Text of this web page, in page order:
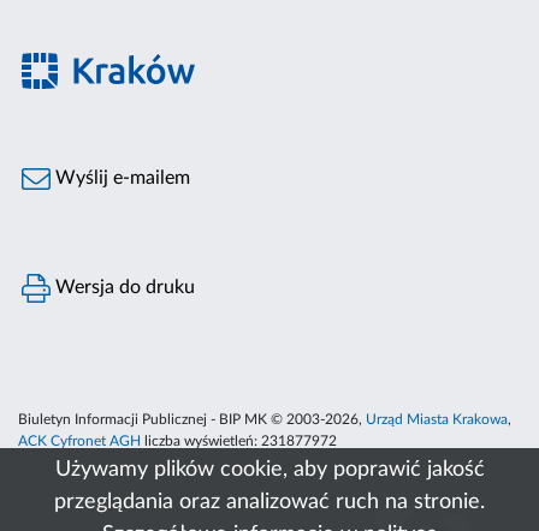
Używamy plików cookie, aby poprawić jakość
przeglądania oraz analizować ruch na stronie.
Wyślij e-mailem
Wersja do druku
Biuletyn Informacji Publicznej - BIP MK © 2003-2026, Urząd Miasta Krakowa,
ACK Cyfronet AGH
liczba wyświetleń: 231877972